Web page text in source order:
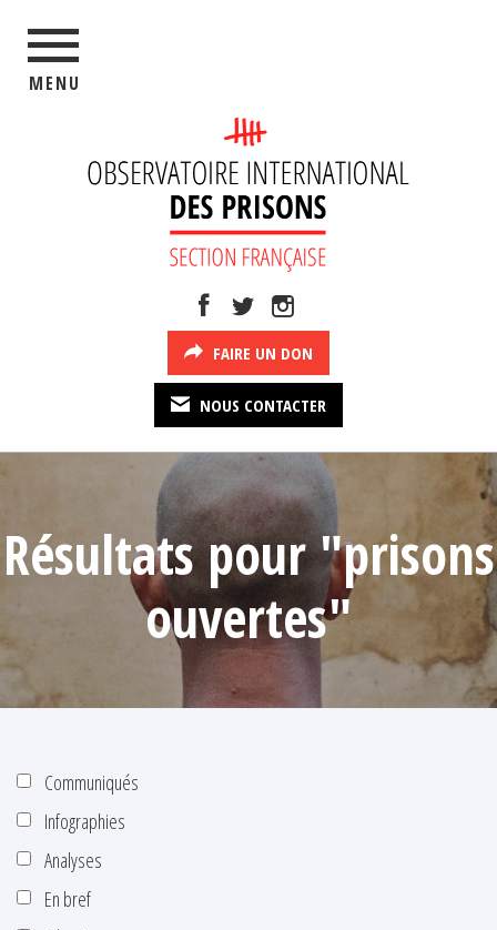
MENU
FAIRE UN DON
NOUS CONTACTER
Résultats pour "prisons
ouvertes"
Communiqués
Infographies
Analyses
En bref